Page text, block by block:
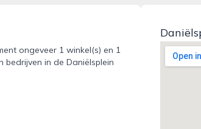
ongeveer 1 winkel(s) en 1
in de Daniëlsplein